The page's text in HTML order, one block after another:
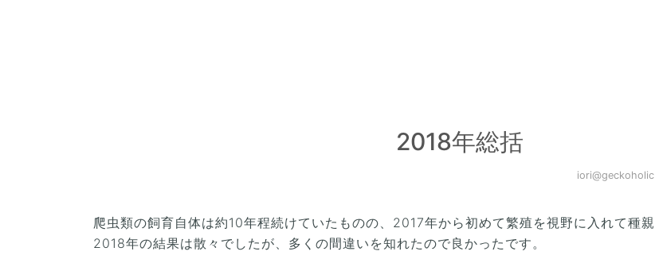
2018年総括
iori@geckoholic
爬虫類の飼育自体は約10年程続けていたものの、2017年から初めて繁殖を視野に入れて種親
2018年の結果は散々でしたが、多くの間違いを知れたので良かったです。